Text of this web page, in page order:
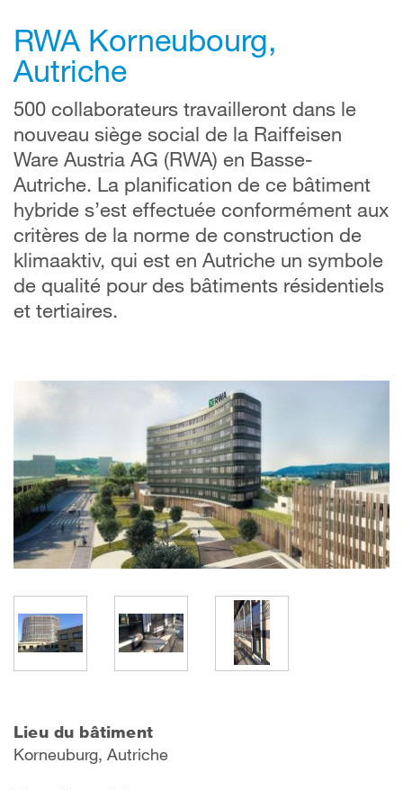
RWA Korneubourg,
Autriche
500 collaborateurs travailleront dans le
nouveau siège social de la Raiffeisen
Ware Austria AG (RWA) en Basse-
Autriche. La planification de ce bâtiment
hybride s’est effectuée conformément aux
critères de la norme de construction de
klimaaktiv, qui est en Autriche un symbole
de qualité pour des bâtiments résidentiels
et tertiaires.
Lieu du bâtiment
Korneuburg, Autriche